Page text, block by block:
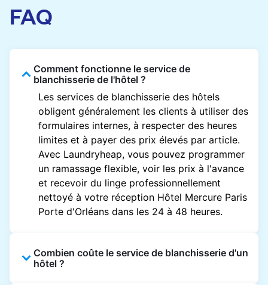
FAQ
Comment fonctionne le service de
blanchisserie de l'hôtel ?
Les services de blanchisserie des hôtels
obligent généralement les clients à utiliser des
formulaires internes, à respecter des heures
limites et à payer des prix élevés par article.
Avec Laundryheap, vous pouvez programmer
un ramassage flexible, voir les prix à l'avance
et recevoir du linge professionnellement
nettoyé à votre réception Hôtel Mercure Paris
Porte d'Orléans dans les 24 à 48 heures.
Combien coûte le service de blanchisserie d'un
hôtel ?